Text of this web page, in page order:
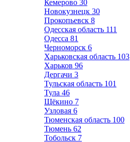
Кемерово 30
Новокузнецк 30
Прокопьевск 8
Одесская область 111
Одесса 81
Черноморск 6
Харьковская область 103
Харьков 96
Дергачи 3
Тульская область 101
Тула 46
Щёкино 7
Узловая 6
Тюменская область 100
Тюмень 62
Тобольск 7